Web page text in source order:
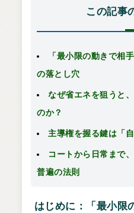
この記事
「最小限の動きで相
の落とし穴
なぜ省エネを狙うと
のか？
主導権を握る鍵は「
コートから日常まで
普遍の法則
はじめに：「最小限